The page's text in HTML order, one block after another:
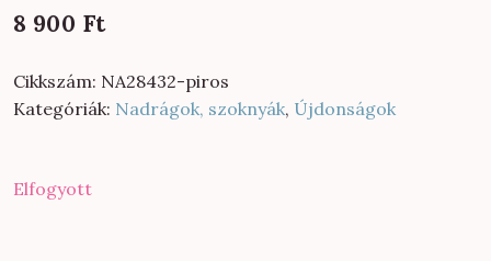
8 900 Ft
Cikkszám: NA28432-piros
Kategóriák: Nadrágok, szoknyák, Újdonságok
Elfogyott